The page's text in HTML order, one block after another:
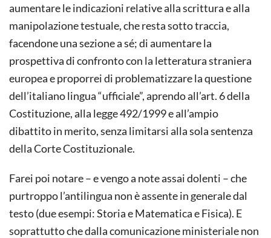
aumentare le indicazioni relative alla scrittura e alla
manipolazione testuale, che resta sotto traccia,
facendone una sezione a sé; di aumentare la
prospettiva di confronto con la letteratura straniera
europea e proporrei di problematizzare la questione
dell’italiano lingua “ufficiale”, aprendo all’art. 6 della
Costituzione, alla legge 492/1999 e all’ampio
dibattito in merito, senza limitarsi alla sola sentenza
della Corte Costituzionale.
Farei poi notare – e vengo a note assai dolenti – che
purtroppo l’antilingua non è assente in generale dal
testo (due esempi: Storia e Matematica e Fisica). E
soprattutto che dalla comunicazione ministeriale non